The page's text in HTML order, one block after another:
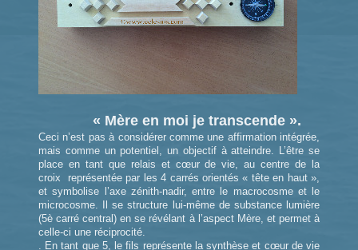
« Mère en moi je transcende ».
Ceci n’est pas à considérer comme une affirmation intégrée,
mais comme un potentiel, un objectif à atteindre. L’être se
place en tant que relais et cœur de vie, au centre de la
croix représentée par les 4 carrés orientés « tête en haut »,
et symbolise l’axe zénith-nadir, entre le macrocosme et le
microcosme. Il se structure lui-même de substance lumière
(5è carré central) en se révélant à l’aspect Mère, et permet à
celle-ci une réciprocité.
. En tant que 5, le fils représente la synthèse et cœur de vie